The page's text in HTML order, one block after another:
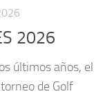
2026
últimos años, el
de Golf